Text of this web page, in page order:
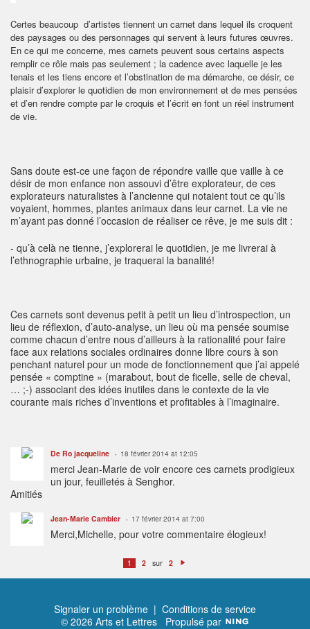
Certes beaucoup d’artistes tiennent un carnet dans lequel ils croquent
des paysages ou des personnages qui servent à leurs futures œuvres.
En ce qui me concerne, mes carnets peuvent sous certains aspects
remplir ce rôle mais pas seulement ; la cadence avec laquelle je les
tenais et les tiens encore et l’obstination de ma démarche, ce désir, ce
plaisir d’explorer le quotidien de mon environnement et de mes pensées
et d’en rendre compte par le croquis et l’écrit en font un réel instrument
de vie.
Sans doute est-ce une façon de répondre vaille que vaille à ce
désir de mon enfance non assouvi d’être explorateur, de ces
explorateurs naturalistes à l’ancienne qui notaient tout ce qu’ils
voyaient, hommes, plantes animaux dans leur carnet. La vie ne
m’ayant pas donné l’occasion de réaliser ce rêve, je me suis dit :
- qu’à celà ne tienne, j’explorerai le quotidien, je me livrerai à
l’ethnographie urbaine, je traquerai la banalité!
Ces carnets sont devenus petit à petit un lieu d’introspection, un
lieu de réflexion, d’auto-analyse, un lieu où ma pensée soumise
comme chacun d’entre nous d’ailleurs à la rationalité pour faire
face aux relations sociales ordinaires donne libre cours à son
penchant naturel pour un mode de fonctionnement que j’ai appelé
pensée « comptine » (marabout, bout de ficelle, selle de cheval,
… ;-) associant des idées inutiles dans le contexte de la vie
courante mais riches d’inventions et profitables à l’imaginaire.
De Ro jacqueline 18 février 2014 at 12:05
merci Jean-Marie de voir encore ces carnets prodigieux
un jour, feuilletés à Senghor.
Amitiés
Jean-Marie Cambier 17 février 2014 at 7:00
Merci,Michelle, pour votre commentaire élogieux!
1 2 sur 2
ui
t
Signaler un problème | Conditions de service
© 2026 Arts et Lettres Propulsé par